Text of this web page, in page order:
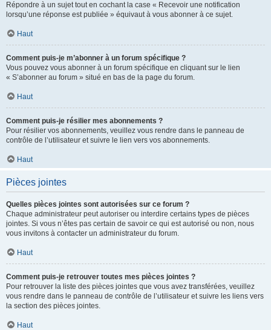
Répondre à un sujet tout en cochant la case « Recevoir une notification
lorsqu’une réponse est publiée » équivaut à vous abonner à ce sujet.
Haut
Comment puis-je m’abonner à un forum spécifique ?
Vous pouvez vous abonner à un forum spécifique en cliquant sur le lien
« S’abonner au forum » situé en bas de la page du forum.
Haut
Comment puis-je résilier mes abonnements ?
Pour résilier vos abonnements, veuillez vous rendre dans le panneau de
contrôle de l’utilisateur et suivre le lien vers vos abonnements.
Haut
Pièces jointes
Quelles pièces jointes sont autorisées sur ce forum ?
Chaque administrateur peut autoriser ou interdire certains types de pièces
jointes. Si vous n’êtes pas certain de savoir ce qui est autorisé ou non, nous
vous invitons à contacter un administrateur du forum.
Haut
Comment puis-je retrouver toutes mes pièces jointes ?
Pour retrouver la liste des pièces jointes que vous avez transférées, veuillez
vous rendre dans le panneau de contrôle de l’utilisateur et suivre les liens vers
la section des pièces jointes.
Haut